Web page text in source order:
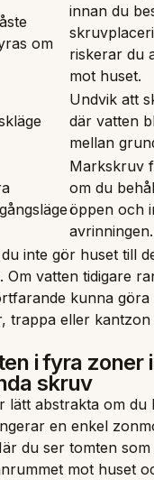
om
innan du
riskerar du
mot huset.
Undvik att
där vatten
mellan
Markskruv
om du
öppen och
avrinningen.
inte gör huset till
Om vatten tidigare
kunna göra
trappa eller
i fyra zoner
skruv
lätt abstrakta om du
en enkel
du ser tomten
mot huset